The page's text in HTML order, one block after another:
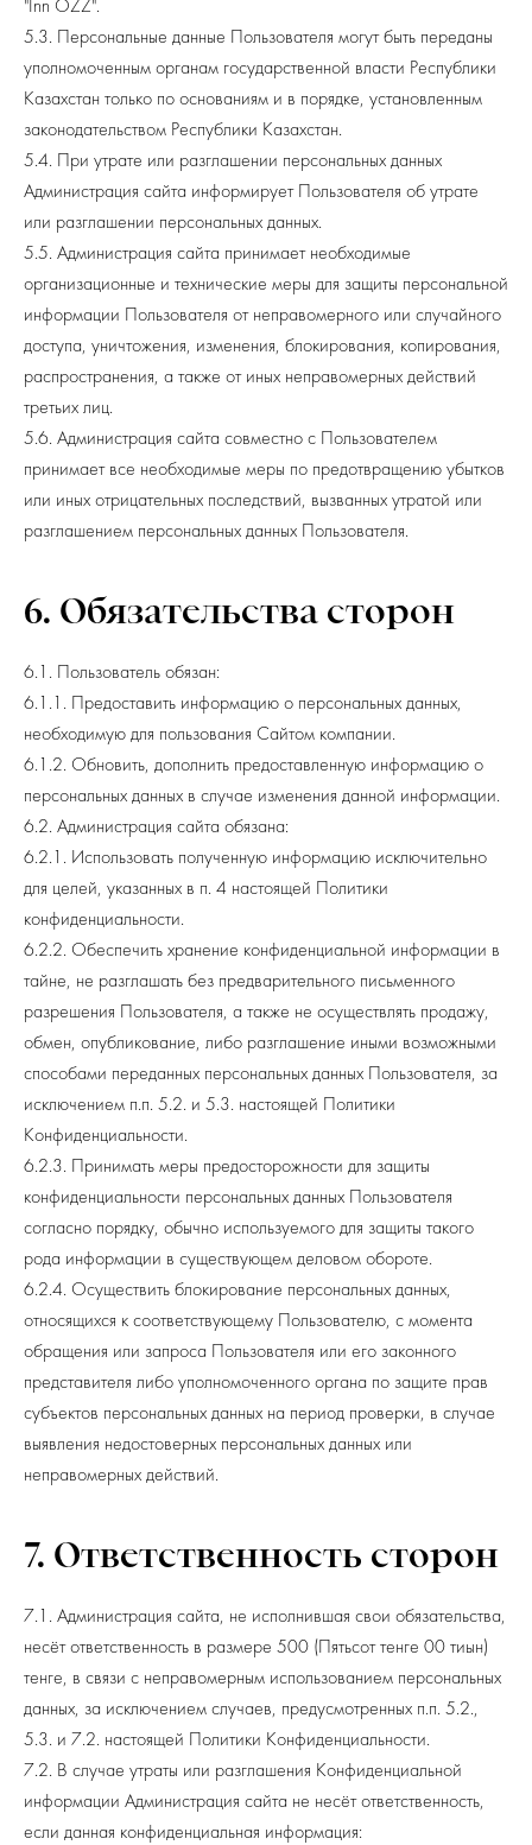
"Inn OZZ".
5.3. Персональные данные Пользователя могут быть переданы
уполномоченным органам государственной власти Республики
Казахстан только по основаниям и в порядке, установленным
законодательством Республики Казахстан.
5.4. При утрате или разглашении персональных данных
Администрация сайта информирует Пользователя об утрате
или разглашении персональных данных.
5.5. Администрация сайта принимает необходимые
организационные и технические меры для защиты персональной
информации Пользователя от неправомерного или случайного
доступа, уничтожения, изменения, блокирования, копирования,
распространения, а также от иных неправомерных действий
третьих лиц.
5.6. Администрация сайта совместно с Пользователем
принимает все необходимые меры по предотвращению убытков
или иных отрицательных последствий, вызванных утратой или
разглашением персональных данных Пользователя.
6. Обязательства сторон
6.1. Пользователь обязан:
6.1.1. Предоставить информацию о персональных данных,
необходимую для пользования Сайтом компании.
6.1.2. Обновить, дополнить предоставленную информацию о
персональных данных в случае изменения данной информации.
6.2. Администрация сайта обязана:
6.2.1. Использовать полученную информацию исключительно
для целей, указанных в п. 4 настоящей Политики
конфиденциальности.
6.2.2. Обеспечить хранение конфиденциальной информации в
тайне, не разглашать без предварительного письменного
разрешения Пользователя, а также не осуществлять продажу,
обмен, опубликование, либо разглашение иными возможными
способами переданных персональных данных Пользователя, за
исключением п.п. 5.2. и 5.3. настоящей Политики
Конфиденциальности.
6.2.3. Принимать меры предосторожности для защиты
конфиденциальности персональных данных Пользователя
согласно порядку, обычно используемого для защиты такого
рода информации в существующем деловом обороте.
6.2.4. Осуществить блокирование персональных данных,
относящихся к соответствующему Пользователю, с момента
обращения или запроса Пользователя или его законного
представителя либо уполномоченного органа по защите прав
субъектов персональных данных на период проверки, в случае
выявления недостоверных персональных данных или
неправомерных действий.
7. Ответственность сторон
7.1. Администрация сайта, не исполнившая свои обязательства,
несёт ответственность в размере 500 (Пятьсот тенге 00 тиын)
тенге, в связи с неправомерным использованием персональных
данных, за исключением случаев, предусмотренных п.п. 5.2.,
5.3. и 7.2. настоящей Политики Конфиденциальности.
7.2. В случае утраты или разглашения Конфиденциальной
информации Администрация сайта не несёт ответственность,
если данная конфиденциальная информация: